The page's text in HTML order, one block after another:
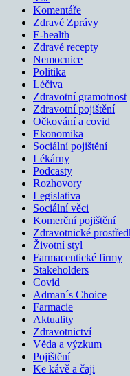
Komentáře
Zdravé Zprávy
E-health
Zdravé recepty
Nemocnice
Politika
Léčiva
Zdravotní gramotnost
Zdravotní pojištění
Očkování a covid
Ekonomika
Sociální pojištění
Lékárny
Podcasty
Rozhovory
Legislativa
Sociální věci
Komerční pojištění
Zdravotnické
Životní styl
Farmaceutické firmy
Stakeholders
Covid
Adman´s Choice
Farmacie
Aktuality
Zdravotnictví
Věda a výzkum
Pojištění
Ke kávě a čaji